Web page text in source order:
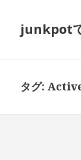
junkpot
タグ: